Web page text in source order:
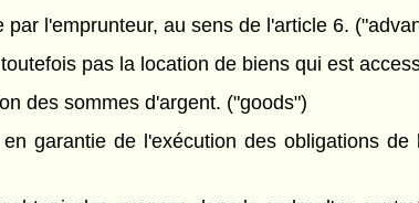
l'emprunteur, au sens de l'article 6.
pas la location de biens qui est
des sommes d'argent. ("goods")
garantie de l'exécution des obligations